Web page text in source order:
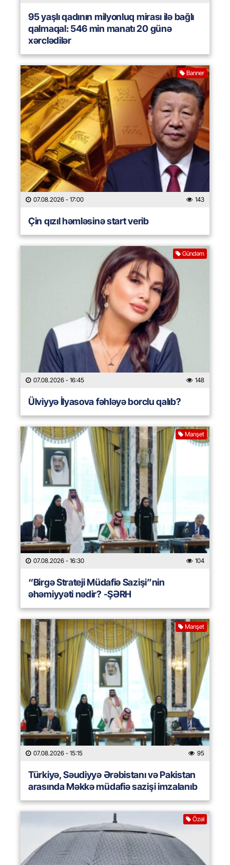
95 yaşlı qadının milyonluq mirası ilə bağlı
qalmaqal: 546 min manatı 20 günə
xərclədilər
Banner
07.08.2026 - 17:00 143
Çin qızıl həmləsinə start verib
Gündəm
07.08.2026 - 16:45 148
Ülviyyə İlyasova fəhləyə borclu qalıb?
Manşet
07.08.2026 - 16:30 104
“Birgə Strateji Müdafiə Sazişi”nin
əhəmiyyəti nədir? -ŞƏRH
Manşet
07.08.2026 - 15:15 95
Türkiyə, Səudiyyə Ərəbistanı və Pakistan
arasında Məkkə müdafiə sazişi imzalanıb
Özəl